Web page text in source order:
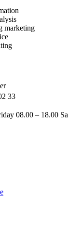
marketing
33
08.00 – 18.00